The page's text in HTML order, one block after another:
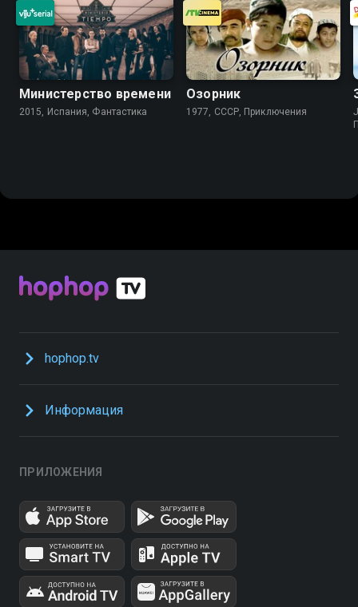
Министерство времени
2015, Испания, Фантастика
Озорник
1977, СССР, Приключения
hophop.tv
Информация
ПРИЛОЖЕНИЯ